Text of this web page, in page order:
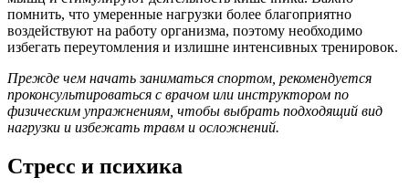
помнить, что умеренные нагрузки более благоприятно
воздействуют на работу организма, поэтому необходимо
избегать переутомления и излишне интенсивных тренировок.
Прежде чем начать заниматься спортом, рекомендуется
проконсультироваться с врачом или инструктором по
физическим упражнениям, чтобы выбрать подходящий вид
нагрузки и избежать травм и осложнений.
Стресс и психика